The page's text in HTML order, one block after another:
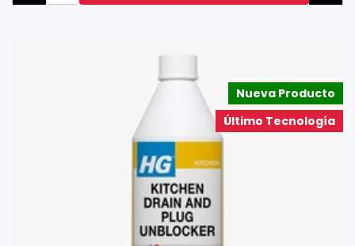
Nueva Producto
Último Tecnología